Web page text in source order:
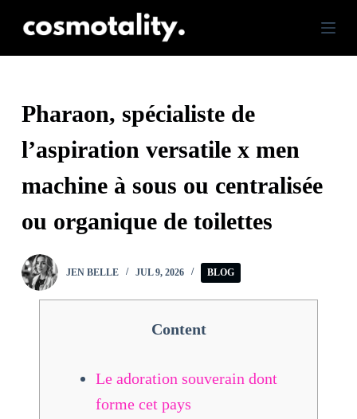
S
o
o
n
e
Pharaon, spécialiste de
l’aspiration versatile x men
machine à sous ou centralisée
ou organique de toilettes
JEN BELLE JUL 9, 2026 BLOG
Content
Le adoration souverain dont
forme cet pays